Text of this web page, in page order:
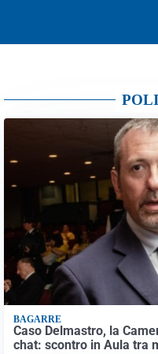
BAGARRE
Caso Delmastro, la
chat: scontro in Aula tra